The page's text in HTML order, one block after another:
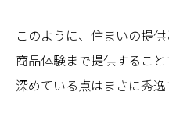
このように、住まいの提
商品体験まで提供するこ
深めている点はまさに秀逸